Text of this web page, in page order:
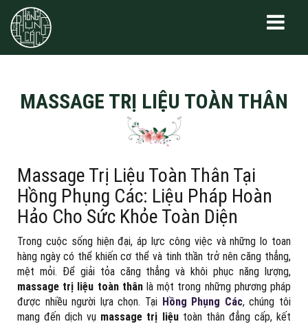
MASSAGE TRỊ LIỆU TOÀN THÂN
Massage Trị Liệu Toàn Thân Tại
Hồng Phụng Các: Liệu Pháp Hoàn
Hảo Cho Sức Khỏe Toàn Diện
Trong cuộc sống hiện đại, áp lực công việc và những lo toan
hàng ngày có thể khiến cơ thể và tinh thần trở nên căng thẳng,
mệt mỏi. Để giải tỏa căng thẳng và khôi phục năng lượng,
massage trị liệu toàn thânlà một trong những phương pháp
được nhiều người lựa chọn. Tại Hồng Phụng Các, chúng tôi
mang đến dịch vụ massage trị liệutoàn thân đẳng cấp, kết